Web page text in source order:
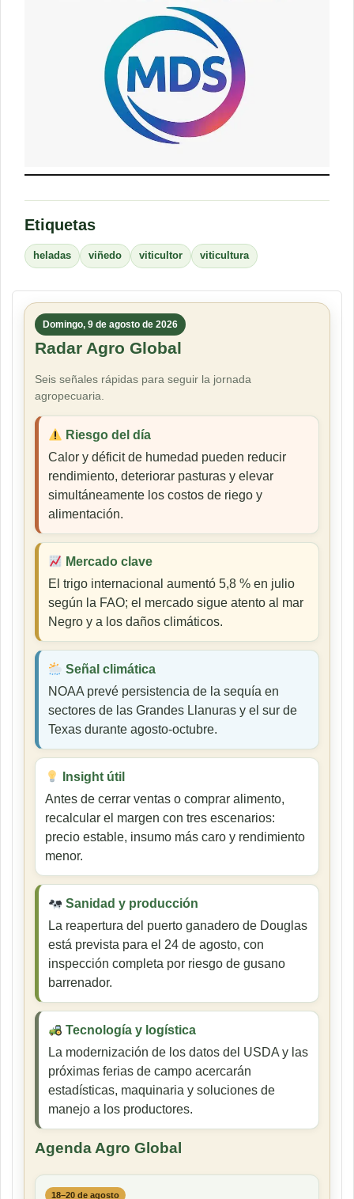
Etiquetas
heladas viñedo viticultor viticultura
Domingo, 9 de agosto de 2026
Radar Agro Global
Seis señales rápidas para seguir la jornada
agropecuaria.
Riesgo del día
Calor y déficit de humedad pueden reducir
rendimiento, deteriorar pasturas y elevar
simultáneamente los costos de riego y
alimentación.
Mercado clave
El trigo internacional aumentó 5,8 % en julio
según la FAO; el mercado sigue atento al mar
Negro y a los daños climáticos.
Señal climática
NOAA prevé persistencia de la sequía en
sectores de las Grandes Llanuras y el sur de
Texas durante agosto-octubre.
Insight útil
Antes de cerrar ventas o comprar alimento,
recalcular el margen con tres escenarios:
precio estable, insumo más caro y rendimiento
menor.
Sanidad y producción
La reapertura del puerto ganadero de Douglas
está prevista para el 24 de agosto, con
inspección completa por riesgo de gusano
barrenador.
Tecnología y logística
La modernización de los datos del USDA y las
próximas ferias de campo acercarán
estadísticas, maquinaria y soluciones de
manejo a los productores.
Agenda Agro Global
18–20 de agosto